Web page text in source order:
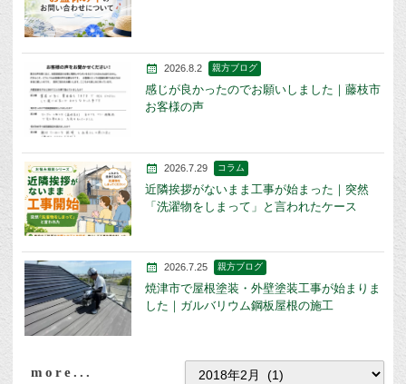
2026.8.2 親方ブログ
感じが良かったのでお願いしました｜藤枝市
お客様の声
2026.7.29 コラム
近隣挨拶がないまま工事が始まった｜突然
「洗濯物をしまって」と言われたケース
2026.7.25 親方ブログ
焼津市で屋根塗装・外壁塗装工事が始まりま
した｜ガルバリウム鋼板屋根の施工
more...